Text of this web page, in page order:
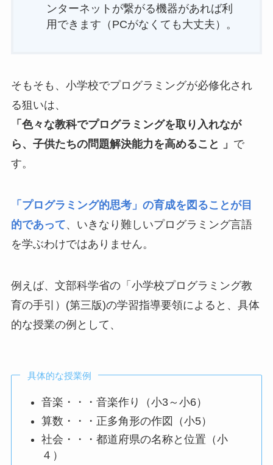
ンターネットが繋がる機器があれば利
用できます（PCがなくても大丈夫）。
そもそも、小学校でプログラミングが必修化され
る狙いは、
「色々な教科でプログラミングを取り入れなが
ら、子供たちの問題解決能力を高めること 」 で
す。
「プログラミング的思考」の育成を図ることが目
的であって、いきなり難しいプログラミング言語
を学ぶわけではありません。
例えば、文部科学省の「小学校プログラミング教
育の手引）(第三版)の学習指導要領によると、具体
的な授業の例として、
具体的な授業例
音楽・・・音楽作り（小3～小6）
算数・・・正多角形の作図（小5）
社会・・・都道府県の名称と位置（小
４）